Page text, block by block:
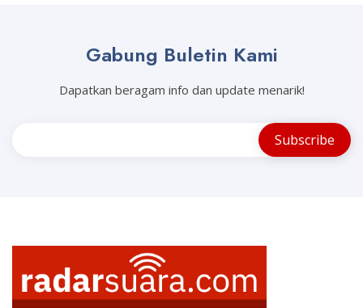
Gabung Buletin Kami
Dapatkan beragam info dan update menarik!